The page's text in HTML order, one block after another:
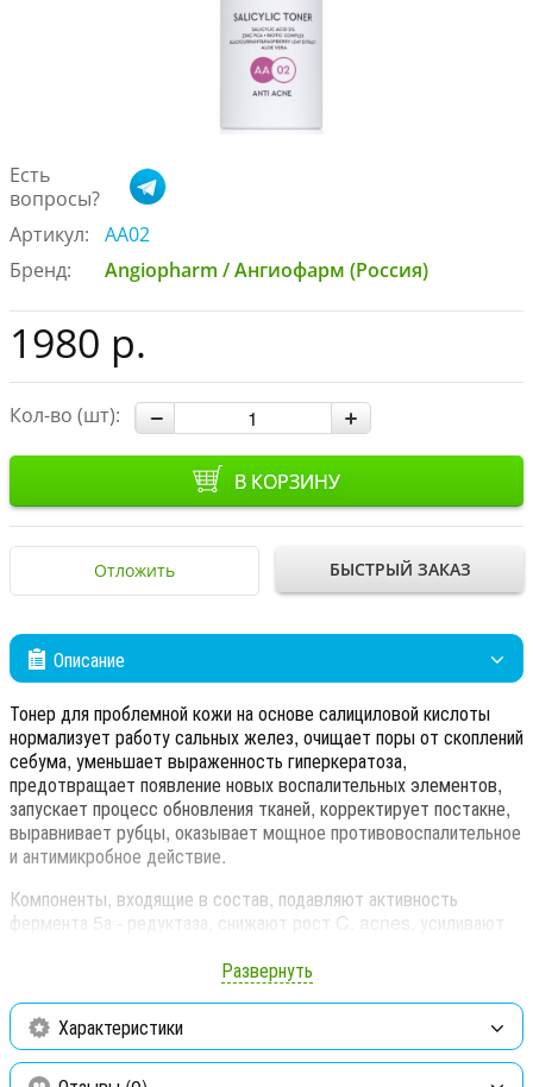
Есть
вопросы?
Артикул:
AA02
Бренд:
Angiopharm / Ангиофарм (Россия)
1980 р.
Кол-во (шт):
В КОРЗИНУ
Отложить БЫСТРЫЙ ЗАКАЗ
Описание
Тонер для проблемной кожи на основе салициловой кислоты
нормализует работу сальных желез, очищает поры от скоплений
себума, уменьшает выраженность гиперкератоза,
предотвращает появление новых воспалительных элементов,
запускает процесс обновления тканей, корректирует постакне,
выравнивает рубцы, оказывает мощное противовоспалительное
и антимикробное действие.
Компоненты, входящие в состав, подавляют активность
фермента 5а - редуктаза, снижают рост C. acnes, усиливают
свойствами и защищают от негативного воздействия
АКТИВНЫЕ КОМПОНЕНТЫ:
салициловая кислота 2%
Развернуть
Характеристики